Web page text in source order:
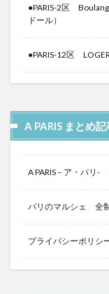
●PARIS-2区
ドール）
●PARIS-12区
A PARIS まとめ記
A PARIS – ア・パリ-
パリのマルシェ 全
プライバシーポリシ